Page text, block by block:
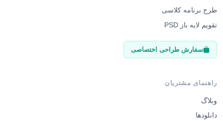
طرح برنامه کلاسی
تقویم لایه باز PSD
سفارش طراحی اختصاصی
راهنمای مشتریان
وبلاگ
دانلودها